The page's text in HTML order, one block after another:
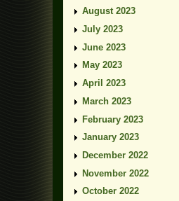
August 2023
July 2023
June 2023
May 2023
April 2023
March 2023
February 2023
January 2023
December 2022
November 2022
October 2022